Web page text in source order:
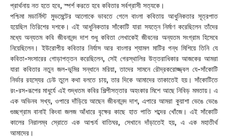
প্রার্থনায় নত হতে হবে, স্পর্শ করতে হবে কবিতার সর্বগ্রাসী সত্যকে।
পশ্চিমা মডার্নিস্ট মুভমেন্টের আলোকে ভাবতে গেলে বাংলা কবিতায় আধুনিকতার সূত্রপাত
হয়েছিল তিরিশের দশকে। এই আধুনিকতার সাঁকোটি যারা সযত্নে নির্মাণ করেছিলেন তাঁদের
মধ্যে অন্যতম কবি জীবনানন্দ দাশ শুধু কবিতা লেখাকেই জীবনের অন্যতম সংগ্রাম হিসেবে
নিয়েছিলেন। ইউরোপীয় কবিতার নির্যাস আর বাংলার শ্যামল মাটির গন্ধ মিশিয়ে তিনি যে
কবিতা-সংসারের গোড়াপত্তন করেছিলেন, সেই গেরস্থালির উত্তরাধিকার আজকের আমরা
যারা কবিতার নতুন জল-ভূমির সন্ধানে মরিয়া, তাদের সামনে রৌদ্রকরোজ্জ্বল যে-সাঁকোটি
নির্ভার রহস্যের ঢেউ তুলে কথা বলতে চায়, তার দিকে আমাদের তাকাতেই হয়। সাঁকোটিতে
রং-রস-রূপের মাধুর্যে এই শুদ্ধতম কবির শিল্পীসত্তার অহংকার মিশে আছে নিবিড় মমতায়। এ
এক অভিনব সখ্য, ওপারে দাঁড়িয়ে আছেন জীবনানন্দ দাশ, এপারে আমরা কুয়াশা ভেঙে ভেঙে
গুচ্ছগ্রাম বানাই কিংবা জলজ আঁধারে বৃক্ষের কাছে হাত পাতি শব্দের খোঁজে। এই সাঁকোটি
কালের নিরালম্ব স্রোতে এক আশ্চর্য বাতিঘর, সেখানে দাঁড়াতেই হয়, এ এক মহাতীর্থ
আমাদের।